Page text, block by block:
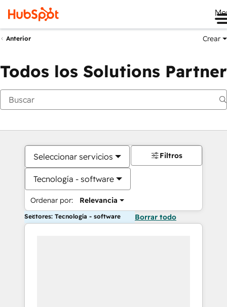
Anterior Crear
Todos los Solutions Partner
Seleccionar servicios
Tecnología - software
Ordenar por: Relevancia
Filtros
Sectores: Tecnología - software Borrar todo